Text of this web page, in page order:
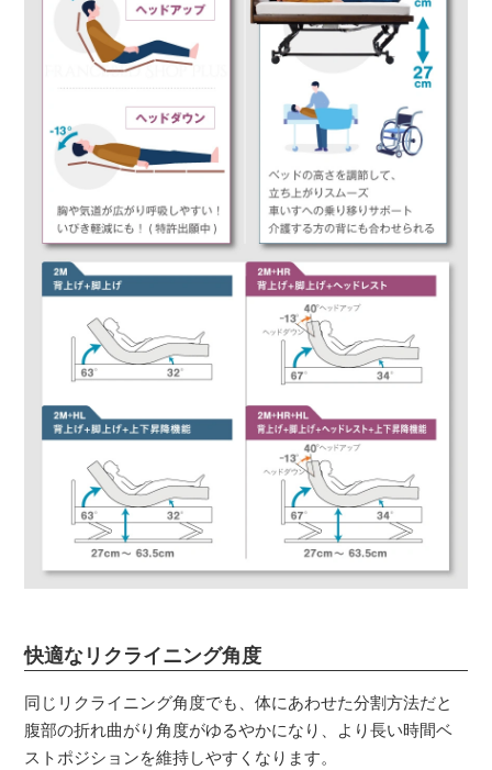
快適なリクライニング角度
同じリクライニング角度でも、体にあわせた分割方法だと
腹部の折れ曲がり角度がゆるやかになり、より長い時間ベ
ストポジションを維持しやすくなります。